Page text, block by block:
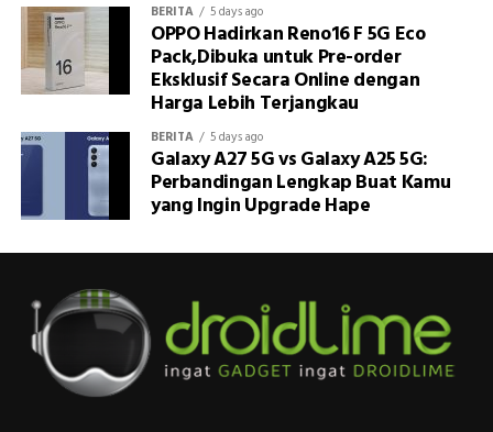
BERITA 5 days ago
OPPO Hadirkan Reno16 F 5G Eco
Pack,Dibuka untuk Pre-order
Eksklusif Secara Online dengan
Harga Lebih Terjangkau
BERITA 5 days ago
Galaxy A27 5G vs Galaxy A25 5G:
Perbandingan Lengkap Buat Kamu
yang Ingin Upgrade Hape